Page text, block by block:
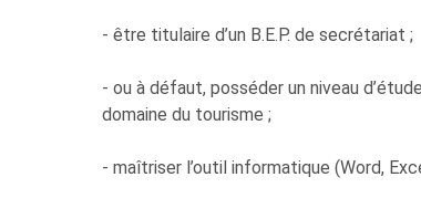
- être titulaire d’un B.E.P. de secrétariat ;
- ou à défaut, posséder un niveau
domaine du tourisme ;
- maîtriser l’outil informatique (Word,